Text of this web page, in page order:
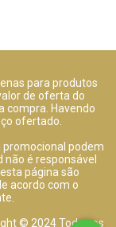
para produtos
de oferta do
compra. Havendo
ofertado.
promocional podem
é responsável
página são
acordo com o
© 2024 Todos os